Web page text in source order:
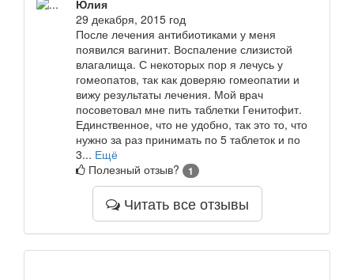
Юлия
29 декабря, 2015 год
После лечения антибиотиками у меня
появился вагинит. Воспаление слизистой
влагалища. С некоторых пор я лечусь у
гомеопатов, так как доверяю гомеопатии и
вижу результаты лечения. Мой врач
посоветовал мне пить таблетки Генитофит.
Единственное, что не удобно, так это то, что
нужно за раз принимать по 5 таблеток и по
3... Ещё
Полезный отзыв?
1
Читать все отзывы